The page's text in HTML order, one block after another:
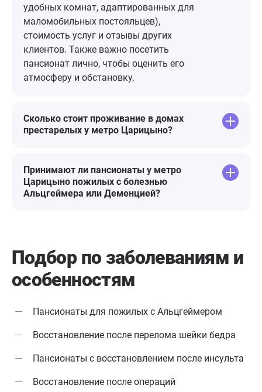
удобных комнат, адаптированных для
маломобильных постояльцев),
стоимость услуг и отзывы других
клиентов. Также важно посетить
пансионат лично, чтобы оценить его
атмосферу и обстановку.
Сколько стоит проживание в домах
престарелых у метро Царицыно?
Принимают ли пансионаты у метро
Царицыно пожилых с болезнью
Альцгеймера или Деменцией?
Подбор по заболеваниям и
особенностям
Пансионаты для пожилых с Альцгеймером
Восстановление после перелома шейки бедра
Пансионаты с восстановлением после инсульта
Восстановление после операций